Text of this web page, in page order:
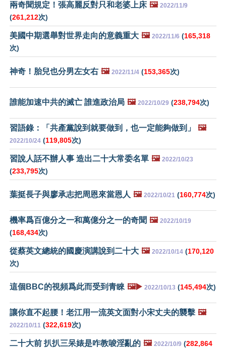
兩奇聞規定！張高麗反對只和老婆上床 🖼️ 2022/11/9
(261,212次)
美國中期選舉對世界走向的意義重大 🖼️ 2022/11/6 (165,318
次)
神奇！胎兒也分男左女右 🖼️ 2022/11/4 (153,365次)
誰能加速中共的滅亡 誰進政治局 🖼️ 2022/10/29 (238,794次)
習語錄：「共產黨說到就要做到，也一定能夠做到」 🖼️
2022/10/24 (119,805次)
習說人話不辦人事 造出二十大常委名單 🖼️ 2022/10/23
(233,795次)
葉挺長子與廖承志把周恩來當恩人 🖼️ 2022/10/21 (160,774次)
機率爲百億分之一和萬億分之一的奇聞 🖼️ 2022/10/19
(168,434次)
從蔡英文總統的國慶演講說到二十大 🖼️ 2022/10/14 (170,120
次)
這個BBC的視頻爲此而受到青睞 🖼️▶️ 2022/10/13 (145,494次)
讓你直不起腰！老江用一流英文面對小宋丈夫的襲擊 🖼️
2022/10/11 (322,619次)
二十大前 扒扒三呆婊是咋教唆淫亂的 🖼️ 2022/10/9 (282,864